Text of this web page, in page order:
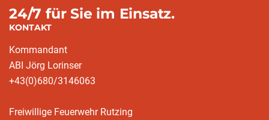
24/7 für Sie im Einsatz.
KONTAKT
Kommandant
ABI Jörg Lorinser
+43(0)680/3146063
Freiwillige Feuerwehr Rutzing